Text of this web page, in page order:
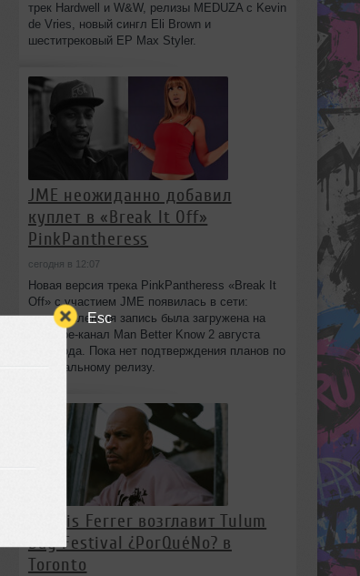
Esc
трек Hardwell и W&W, релизы MEDUZA с Kevin
de Vries, новый сингл Eli Brown и
шеститрековый EP Max Styler.
JME неожиданно добавил
куплет в «Break It Off»
PinkPantheress
сегодня в 12:07
Новая версия трека PinkPantheress «Break It
Off» с участием JME появилась в сети:
незаглавленная запись была загружена на
YouTube-канал Man Better Know 2 августа
2026 года. Пока нет подтверждения планов по
официальному релизу.
Dennis Ferrer возглавит Tulum
Day Festival ¿PorQuéNo? в
Toronto